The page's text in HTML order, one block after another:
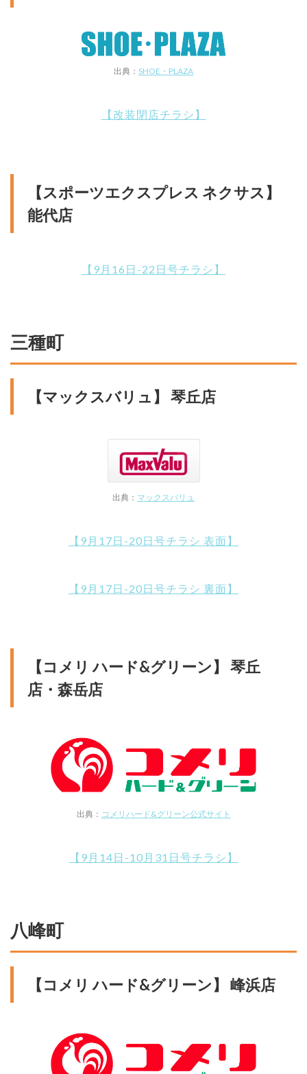
出典： SHOE・PLAZA
【改装閉店チラシ】
【スポーツエクスプレス ネクサス】
能代店
【9月16日-22日号チラシ】
三種町
【マックスバリュ】 琴丘店
出典： マックスバリュ
【9月17日-20日号チラシ 表面】
【9月17日-20日号チラシ 裏面】
【コメリ ハード&グリーン】 琴丘
店・森岳店
出典： コメリハード&グリーン公式サイト
【9月14日-10月31日号チラシ】
八峰町
【コメリ ハード&グリーン】 峰浜店